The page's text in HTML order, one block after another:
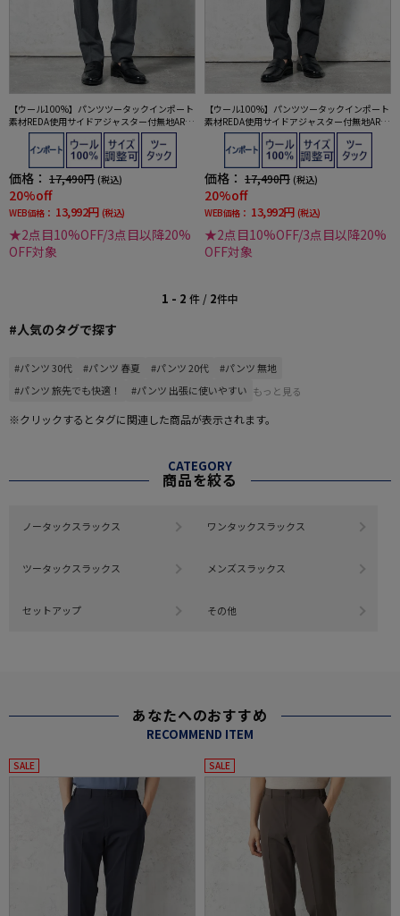
【ウール100%】パンツツータックインポート
素材REDA使用サイドアジャスター付無地ART
HURPHILLIPPE-アーサーフィリップ-
価格： 17,490円 (税込)
20%off
WEB価格： 13,992円 (税込)
★2点目10%OFF/3点目以降20%
OFF対象
【ウール100%】パンツツータックインポート
素材REDA使用サイドアジャスター付無地ART
HURPHILLIPPE-アーサーフィリップ-
価格： 17,490円 (税込)
20%off
WEB価格： 13,992円 (税込)
★2点目10%OFF/3点目以降20%
OFF対象
1 - 2 件 / 2件中
#人気のタグで探す
#パンツ 30代 #パンツ 春夏 #パンツ 20代
#パンツ 無地
#パンツ 旅先でも快適！
#パンツ 出張に使いやすい もっと見る
※クリックするとタグに関連した商品が表示されます。
CATEGORY
商品を絞る
ノータックスラックス ワンタックスラックス
ツータックスラックス メンズスラックス
セットアップ その他
あなたへのおすすめ
RECOMMEND ITEM
SALE SALE